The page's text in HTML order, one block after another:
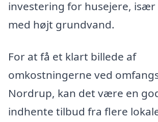
investering for husejere,
med højt grundvand.
For at få et klart billede af
omkostningerne ved
Nordrup, kan det være en
indhente tilbud fra flere